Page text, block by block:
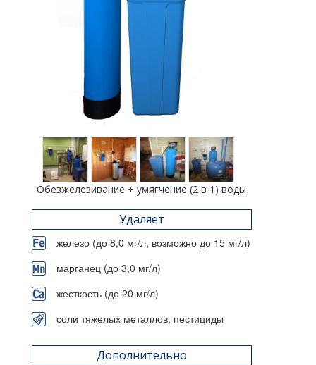
Обезжелезивание + умягчение (2 в 1) воды
Удаляет
железо (до 8,0 мг/л, возможно до 15 мг/л)
марганец (до 3,0 мг/л)
жесткость (до 20 мг/л)
соли тяжелых металлов, пестициды
Дополнительно